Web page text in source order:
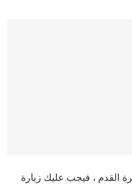
القدم ، فيجب عليك زيارة